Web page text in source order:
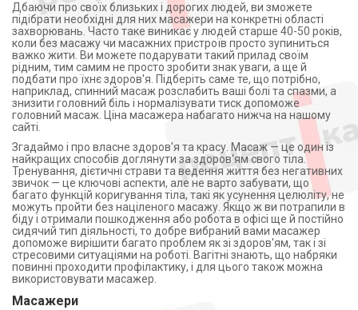
Дбаючи про своїх близьких і дорогих людей, ви зможете
підібрати необхідні для них масажери на конкретні області
захворювань. Часто таке виникає у людей старше 40-50 років,
коли без масажу чи масажних пристроїв просто зупиниться
важко жити. Ви можете подарувати такий прилад своїм
рідним, тим самим не просто зробити знак уваги, а ще й
подбати про їхнє здоров'я. Підберіть саме те, що потрібно,
наприклад, спинний масаж розслабить ваші болі та спазми, а
знизити головний біль і нормалізувати тиск допоможе
головний масаж. Ціна масажера набагато нижча на нашому
сайті.
Згадаймо і про власне здоров'я та красу. Масаж — це один із
найкращих способів доглянути за здоров'ям свого тіла.
Тренування, дієтичні страви та ведення життя без негативних
звичок — це ключові аспекти, але не варто забувати, що
багато функцій коригування тіла, такі як усунення целюліту, не
можуть пройти без націленого масажу. Якщо ж ви потрапили в
біду і отримали пошкодження або робота в офісі ще й постійно
сидячий тип діяльності, то добре вибраний вами масажер
допоможе вирішити багато проблем як зі здоров'ям, так і зі
стресовими ситуаціями на роботі. Вагітні знають, що набряки
повинні проходити профілактику, і для цього також можна
використовувати масажер.
Масажери